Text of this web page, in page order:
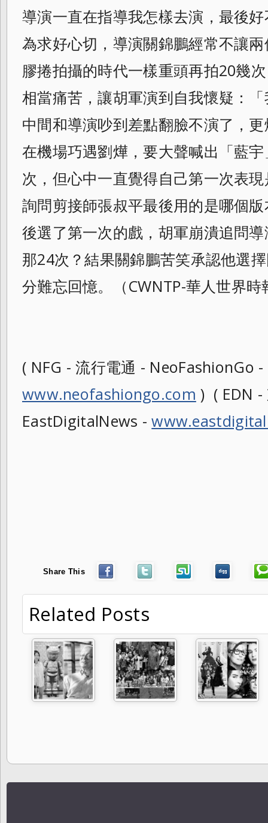
導演一直在指導我怎樣去演，最後
為求好心切，導演關錦鵬經常不讓
膠捲拍攝的時代一樣重頭再拍20幾
相當痛苦，讓胡軍演到自我懷疑：「
中間和導演吵到差點翻臉不演了，
在機場巧遇劉燁，要大聲喊出「藍
次，但心中一直覺得自己第一次表
詢問剪接師張叔平最後用的是哪個
後選了第一次的戲， 胡軍崩潰追問
那24次？結果關錦鵬苦笑承認他選
分難忘回憶。（CWNTP-華人世界
( NFG - 流行電通 - NeoFashionGo -
www.neofashiongo.com ) ( EDN -
EastDigitalNews -
Share This
Related Posts